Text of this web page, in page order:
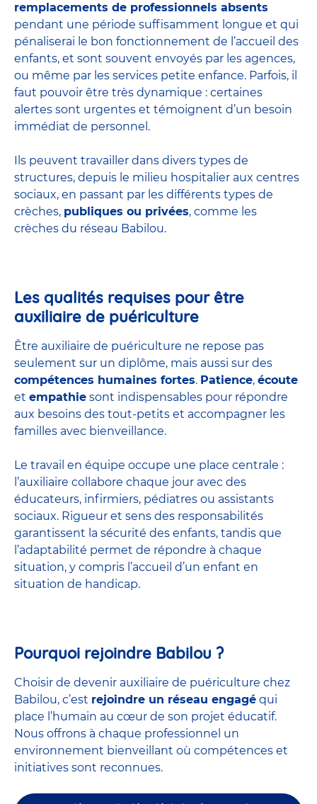
remplacements de professionnels absents
pendant une période suffisamment longue et qui
pénaliserai le bon fonctionnement de l’accueil des
enfants, et sont souvent envoyés par les agences,
ou même par les services petite enfance. Parfois, il
faut pouvoir être très dynamique : certaines
alertes sont urgentes et témoignent d’un besoin
immédiat de personnel.
Ils peuvent travailler dans divers types de
structures, depuis le milieu hospitalier aux centres
sociaux, en passant par les différents types de
crèches, publiques ou privées, comme les
crèches du réseau Babilou.
Les qualités requises pour être
auxiliaire de puériculture
Être auxiliaire de puériculture ne repose pas
seulement sur un diplôme, mais aussi sur des
compétences humaines fortes. Patience, écoute
et empathie sont indispensables pour répondre
aux besoins des tout-petits et accompagner les
familles avec bienveillance.
Le travail en équipe occupe une place centrale :
l’auxiliaire collabore chaque jour avec des
éducateurs, infirmiers, pédiatres ou assistants
sociaux. Rigueur et sens des responsabilités
garantissent la sécurité des enfants, tandis que
l’adaptabilité permet de répondre à chaque
situation, y compris l’accueil d’un enfant en
situation de handicap.
Pourquoi rejoindre Babilou ?
Choisir de devenir auxiliaire de puériculture chez
Babilou, c’est rejoindre un réseau engagé qui
place l’humain au cœur de son projet éducatif.
Nous offrons à chaque professionnel un
environnement bienveillant où compétences et
initiatives sont reconnues.